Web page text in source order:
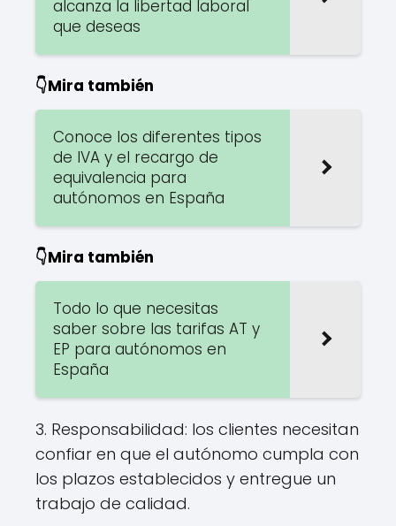
alcanza la libertad laboral
que deseas
👇Mira también
Conoce los diferentes tipos
de IVA y el recargo de
equivalencia para
autónomos en España
👇Mira también
Todo lo que necesitas
saber sobre las tarifas AT y
EP para autónomos en
España
3. Responsabilidad: los clientes necesitan
confiar en que el autónomo cumpla con
los plazos establecidos y entregue un
trabajo de calidad.